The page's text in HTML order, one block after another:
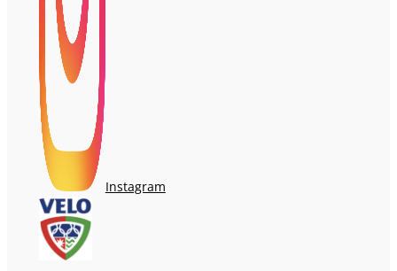
Instagram